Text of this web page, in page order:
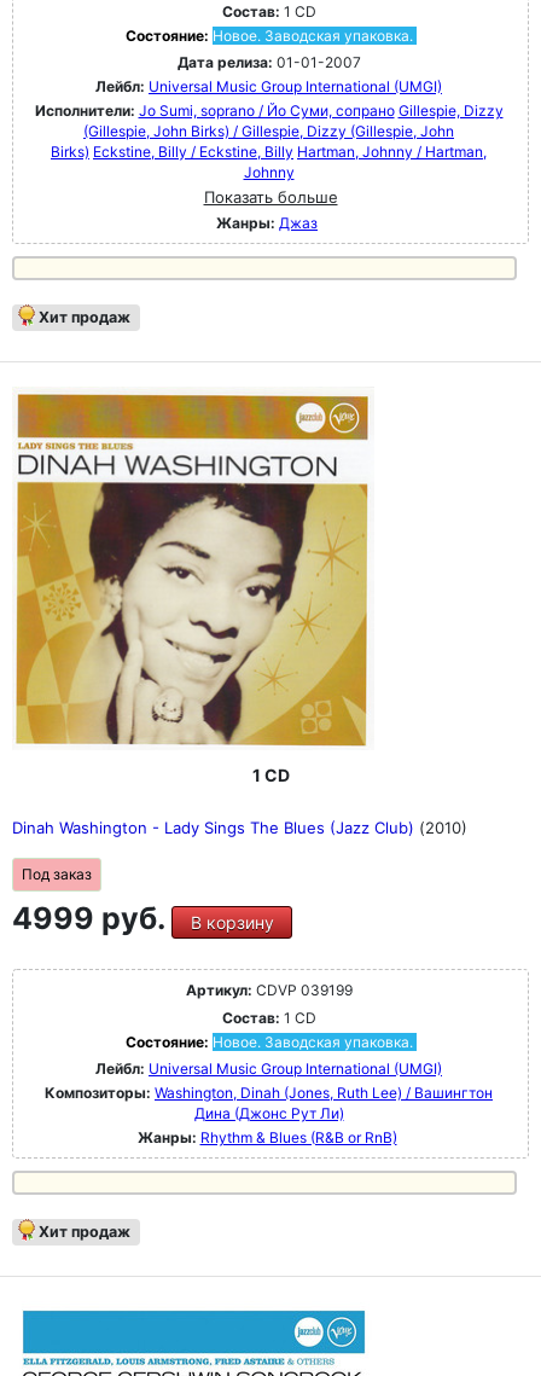
Состав: 1 CD
Состояние: Новое. Заводская упаковка.
Дата релиза: 01-01-2007
Лейбл: Universal Music Group International (UMGI)
Исполнители: Jo Sumi, soprano / Йо Суми, сопрано Gillespie, Dizzy
(Gillespie, John Birks) / Gillespie, Dizzy (Gillespie, John
Birks) Eckstine, Billy / Eckstine, Billy Hartman, Johnny / Hartman,
Johnny
Показать больше
Жанры: Джаз
Хит продаж
1 CD
Dinah Washington - Lady Sings The Blues (Jazz Club) (2010)
Под заказ
4999 руб. В корзину
Артикул: CDVP 039199
Состав: 1 CD
Состояние: Новое. Заводская упаковка.
Лейбл: Universal Music Group International (UMGI)
Композиторы: Washington, Dinah (Jones, Ruth Lee) / Вашингтон
Дина (Джонс Рут Ли)
Жанры: Rhythm & Blues (R&B or RnB)
Хит продаж